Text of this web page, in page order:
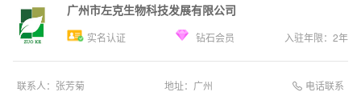
广州市左克生物科技发展有限公司
实名认证 钻石会员 入驻年限： 2年
联系人： 张芳菊 地址： 广州 电话联系